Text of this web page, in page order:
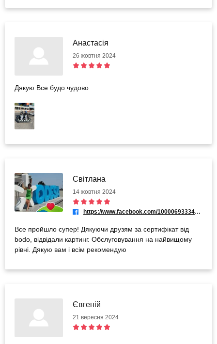
Анастасія
26 жовтня 2024
Дякую Все будо чудово
Світлана
14 жовтня 2024
https://www.facebook.com/100006933341930
Все пройшло супер! Дякуючи друзям за сертифікат від
bodo, відвідали картинг. Обслуговування на найвищому
рівні. Дякую вам і всім рекомендую
Євгеній
21 вересня 2024